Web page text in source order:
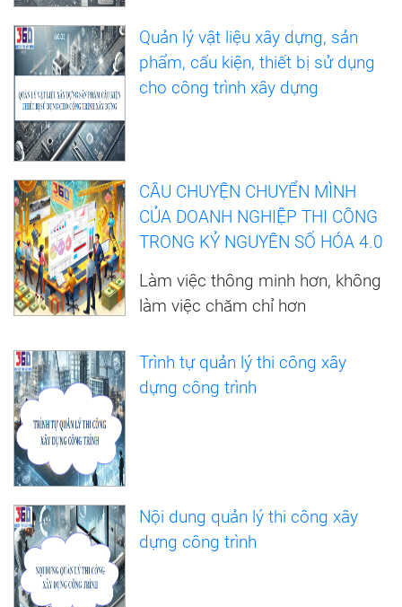
Quản lý vật liệu xây dựng, sản
phẩm, cấu kiện, thiết bị sử dụng
cho công trình xây dựng
CÂU CHUYỆN CHUYỂN MÌNH
CỦA DOANH NGHIỆP THI CÔNG
TRONG KỶ NGUYÊN SỐ HÓA 4.0
Làm việc thông minh hơn, không
làm việc chăm chỉ hơn
Trình tự quản lý thi công xây
dựng công trình
Nội dung quản lý thi công xây
dựng công trình